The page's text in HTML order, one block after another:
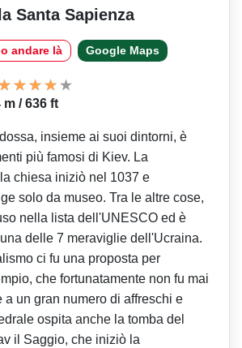
Santa Sapienza
andare là Google Maps
/ 636 ft
insieme ai suoi dintorni, è
più famosi di Kiev. La
chiesa iniziò nel 1037 e
solo da museo. Tra le altre cose,
nella lista dell'UNESCO ed è
delle 7 meraviglie dell'Ucraina.
ci fu una proposta per
che fortunatamente non fu mai
a un gran numero di affreschi e
ospita anche la tomba del
il Saggio, che iniziò la